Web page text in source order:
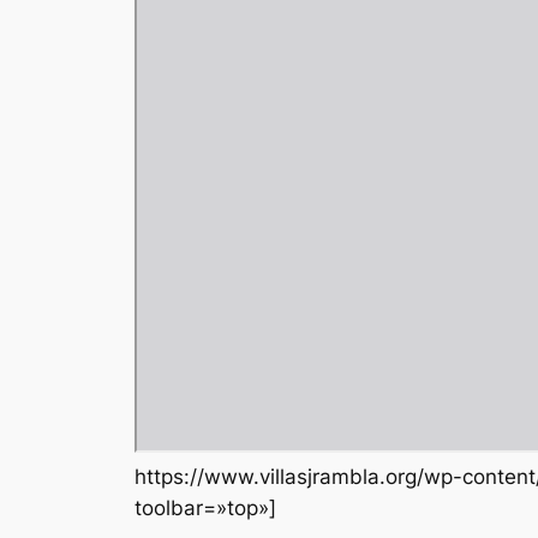
https://www.villasjrambla.org/wp-
toolbar=»top»]